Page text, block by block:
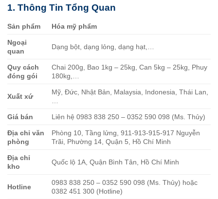
1. Thông Tin Tổng Quan
Sản phẩm Hóa mỹ phẩm
Ngoại
quan
Dạng bột, dạng lỏng, dạng hạt,…
Quy cách
đóng gói
Chai 200g, Bao 1kg – 25kg, Can 5kg – 25kg, Phuy
180kg,…
Xuất xứ
Mỹ, Đức, Nhật Bản, Malaysia, Indonesia, Thái Lan,
Giá bán Liên hệ 0983 838 250 – 0352 590 098 (Ms. Thủy)
Địa chỉ văn
phòng
Phòng 10, Tầng lửng, 911-913-915-917 Nguyễn
Trãi, Phường 14, Quận 5, Hồ Chí Minh
Địa chỉ
kho
Quốc lộ 1A, Quận Bình Tân, Hồ Chí Minh
Hotline
0983 838 250 – 0352 590 098 (Ms. Thủy) hoặc
0382 451 300 (Hotline)